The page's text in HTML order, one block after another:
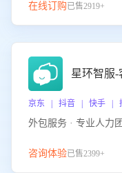
在线订购已售2919+
星环智服-
京东 | 抖音 | 快手 |
外包服务 · 专业人力
咨询体验已售2399+